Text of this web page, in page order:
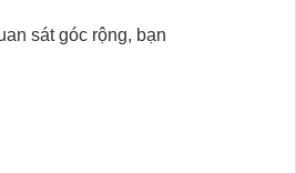
sát góc rộng, bạn